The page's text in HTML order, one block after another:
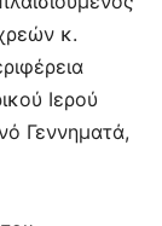
κ.
Ιερού
Γεννηματά,